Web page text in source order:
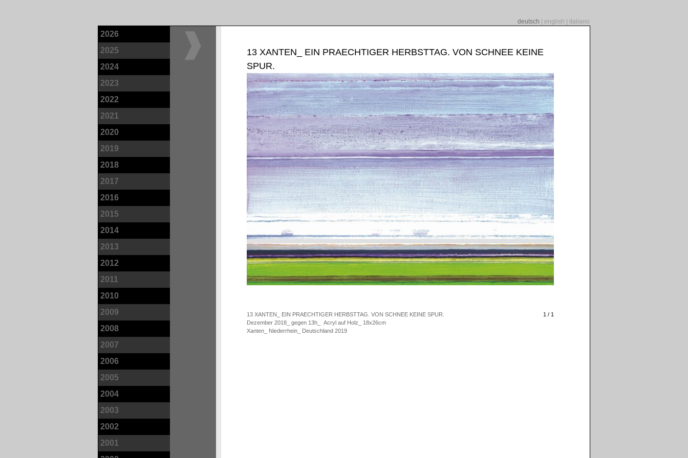
deutsch english italiano
2026
2025
2024
2023
2022
2021
2020
2019
2018
2017
2016
2015
2014
2013
2012
2011
2010
2009
2008
2007
2006
2005
2004
2003
2002
2001
13 XANTEN_ EIN PRAECHTIGER HERBSTTAG. VON SCHNEE KEINE
SPUR.
1 / 1
13 XANTEN_ EIN PRAECHTIGER HERBSTTAG. VON SCHNEE KEINE SPUR.
Dezember 2018_ gegen 13h_ Acryl auf Holz_ 18x26cm
Xanten_ Niederrhein_ Deutschland 2019